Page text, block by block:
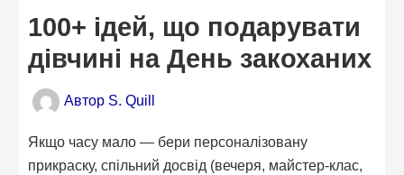
100+ ідей, що подарувати
дівчині на День закоханих
Автор S. Quill
Якщо часу мало — бери персоналізовану
прикраску, спільний досвід (вечеря, майстер-клас,